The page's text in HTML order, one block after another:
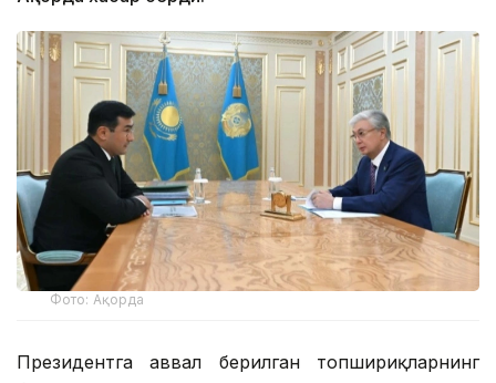
Фото: Ақорда
Президентга аввал берилган топшириқларнинг